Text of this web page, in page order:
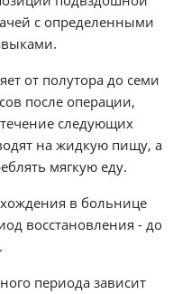
с определенными
от полутора до семи
после операции,
следующих
на жидкую пищу, а
мягкую еду.
в больнице
восстановления - до
периода зависит